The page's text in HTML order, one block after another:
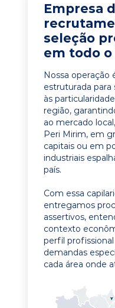
Empresa
seleção
em todo o
Nossa operação
estruturada para
às
região,
ao mercado
Peri Mirim, em
capitais ou em
industriais
país.
Com essa
entregamos
assertivos,
contexto
perfil profissional
demandas
cada área onde